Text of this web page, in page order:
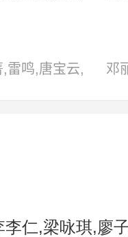
雷鸣,唐宝云,
邓
仁,梁咏琪,廖